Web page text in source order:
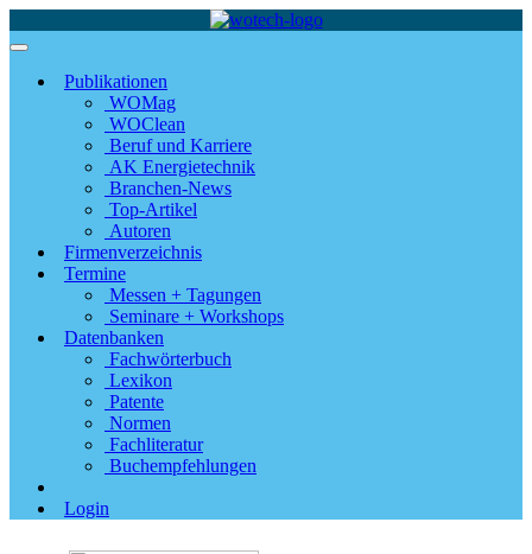
Publikationen
WOMag
WOClean
Beruf und Karriere
AK Energietechnik
Branchen-News
Top-Artikel
Autoren
Firmenverzeichnis
Termine
Messen + Tagungen
Seminare + Workshops
Datenbanken
Fachwörterbuch
Lexikon
Patente
Normen
Fachliteratur
Buchempfehlungen
Login